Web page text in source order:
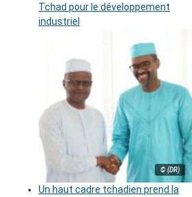
Tchad pour le développement
industriel
© (DR)
Un haut cadre tchadien prend la